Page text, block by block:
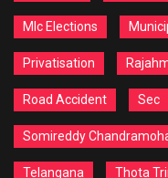
Mlc Elections
Privatisation
Road Accident Sec
Somireddy
Telangana Thota